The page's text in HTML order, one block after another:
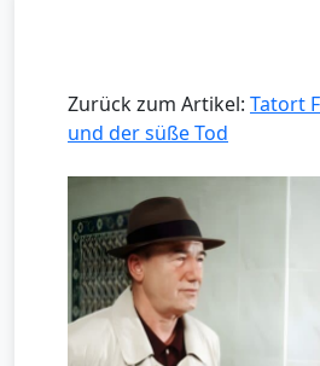
Zurück zum Artikel: Tatort
und der süße Tod